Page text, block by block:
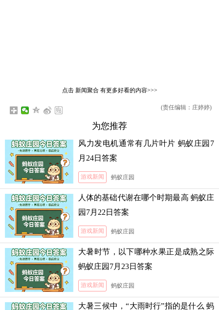
点击 新闻聚合有更多好看的内容>>>
(责任编辑：庄婷婷)
为您推荐
风力发电机通常有几片叶片 蚂蚁庄园7
月24日答案
游戏新闻 蚂蚁庄园
人体的基础代谢在哪个时期最高 蚂蚁庄
园7月22日答案
游戏新闻 蚂蚁庄园
大暑时节，以下哪种水果正是成熟之际
蚂蚁庄园7月23日答案
游戏新闻 蚂蚁庄园
大暑三候中，“大雨时行”指的是什么 蚂